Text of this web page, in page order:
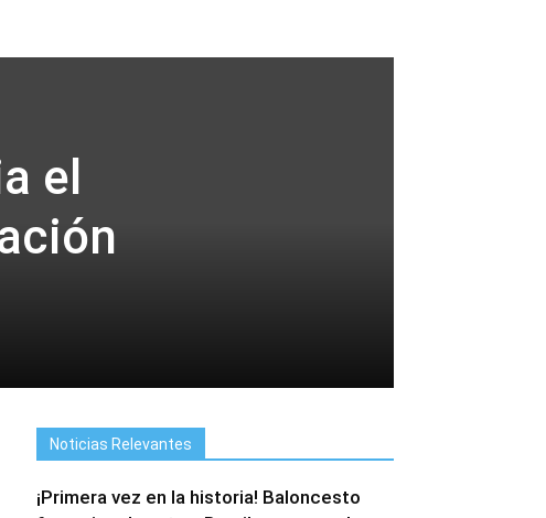
el
Noticias Relevantes
¡Primera vez en la historia! Baloncesto